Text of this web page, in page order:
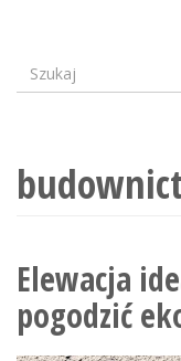
Formularz
Szukaj
Elewacja
pogodzić